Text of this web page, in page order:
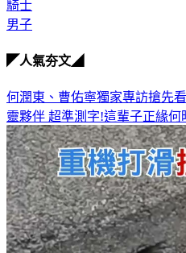
騎士
男子
◤人氣夯文◢
何潤東、曹佑寧獨家專訪搶先看
靈夥伴 超準測字!這輩子正緣何